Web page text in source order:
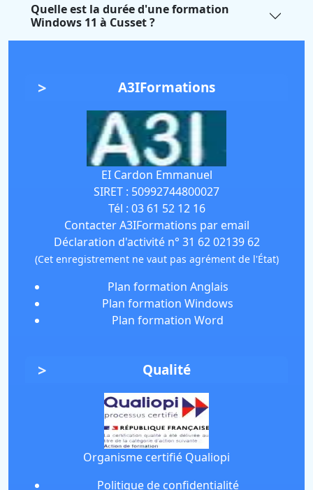
Quelle est la durée d'une formation
Windows 11 à Cusset ?
A3IFormations
EI Cardon Emmanuel
SIRET : 50992744800027
Tél : 03 61 52 12 16
Contacter A3IFormations par email
Déclaration d'activité n° 31 62 02139 62
(Cet enregistrement ne vaut pas agrément de l'État)
Plan formation Anglais
Plan formation Windows
Plan formation Word
Qualité
Organisme certifié Qualiopi
Politique de confidentialité